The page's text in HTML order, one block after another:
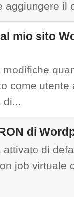
aggiungere il
mio sito
come utente
di...
di
di
job virtuale